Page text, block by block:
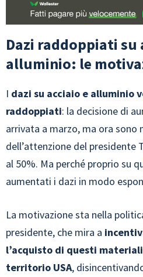
Dazi raddoppiati su
alluminio: le
I dazi su acciaio e alluminio
raddoppiati: la decisione di
arrivata a marzo, ma ora sono
dell’attenzione del presidente
al 50%. Ma perché proprio su
aumentati i dazi in modo
La motivazione sta nella
presidente, che mira a
l’acquisto di questi
territorio USA,